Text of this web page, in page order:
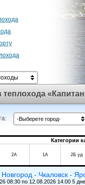
теплохода
-Выберете город-
Категории
2А 1А 2Б уд
- Чкаловск -
08:30 по 12.08.2026 14:00 5